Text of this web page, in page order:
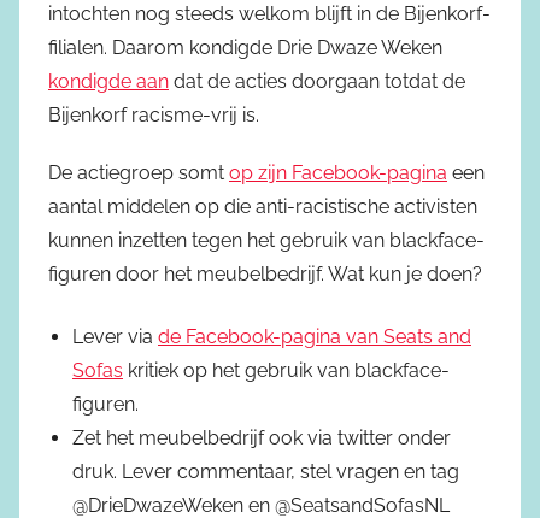
intochten nog steeds welkom blijft in de Bijenkorf-
filialen. Daarom kondigde Drie Dwaze Weken
kondigde aan dat de acties doorgaan totdat de
Bijenkorf racisme-vrij is.
De actiegroep somt op zijn Facebook-pagina een
aantal middelen op die anti-racistische activisten
kunnen inzetten tegen het gebruik van blackface-
figuren door het meubelbedrijf. Wat kun je doen?
Lever via de Facebook-pagina van Seats and
Sofas kritiek op het gebruik van blackface-
figuren.
Zet het meubelbedrijf ook via twitter onder
druk. Lever commentaar, stel vragen en tag
@DrieDwazeWeken en @SeatsandSofasNL